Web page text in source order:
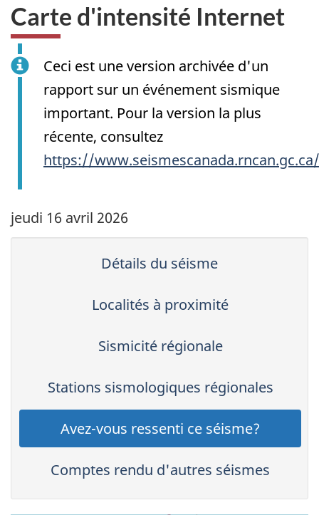
Carte d'intensité Internet
Ceci est une version archivée d'un
rapport sur un événement sismique
important. Pour la version la plus
récente, consultez
https://
jeudi 16 avril 2026
Détails du séisme
Localités à proximité
Sismicité régionale
Stations sismologiques régionales
Avez-vous ressenti ce séisme?
Comptes rendu d'autres séismes